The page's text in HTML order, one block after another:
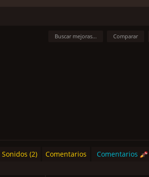
Comparar
Buscar mejoras...
Sonidos (2) Comentarios Comentarios